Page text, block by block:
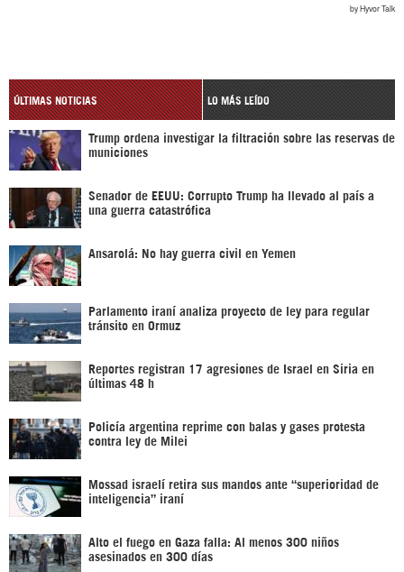
ÚLTIMAS NOTICIAS LO MÁS LEÍDO
Trump ordena investigar la filtración sobre las reservas de
municiones
Senador de EEUU: Corrupto Trump ha llevado al país a
una guerra catastrófica
Ansarolá: No hay guerra civil en Yemen
Parlamento iraní analiza proyecto de ley para regular
tránsito en Ormuz
Reportes registran 17 agresiones de Israel en Siria en
últimas 48 h
Policía argentina reprime con balas y gases protesta
contra ley de Milei
Mossad israelí retira sus mandos ante “superioridad de
inteligencia” iraní
Alto el fuego en Gaza falla: Al menos 300 niños
asesinados en 300 días